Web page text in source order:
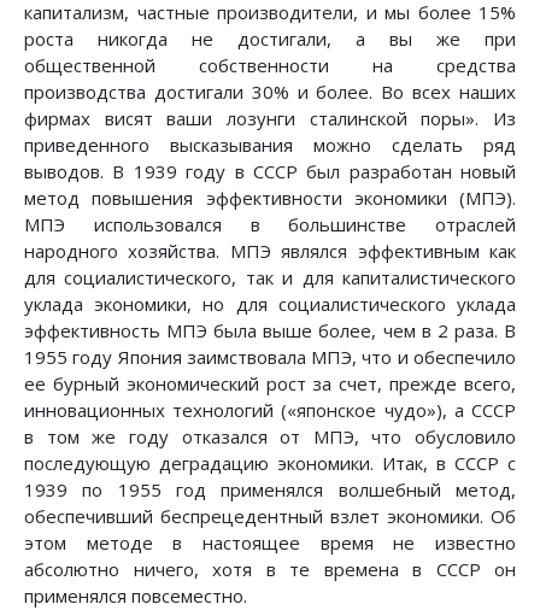
капитализм, частные производители, и мы более 15%
роста никогда не достигали, а вы же при
общественной собственности на средства
производства достигали 30% и более. Во всех наших
фирмах висят ваши лозунги сталинской поры». Из
приведенного высказывания можно сделать ряд
выводов. В 1939 году в СССР был разработан новый
метод повышения эффективности экономики (МПЭ).
МПЭ использовался в большинстве отраслей
народного хозяйства. МПЭ являлся эффективным как
для социалистического, так и для капиталистического
уклада экономики, но для социалистического уклада
эффективность МПЭ была выше более, чем в 2 раза. В
1955 году Япония заимствовала МПЭ, что и обеспечило
ее бурный экономический рост за счет, прежде всего,
инновационных технологий («японское чудо»), а СССР
в том же году отказался от МПЭ, что обусловило
последующую деградацию экономики. Итак, в СССР с
1939 по 1955 год применялся волшебный метод,
обеспечивший беспрецедентный взлет экономики. Об
этом методе в настоящее время не известно
абсолютно ничего, хотя в те времена в СССР он
применялся повсеместно.